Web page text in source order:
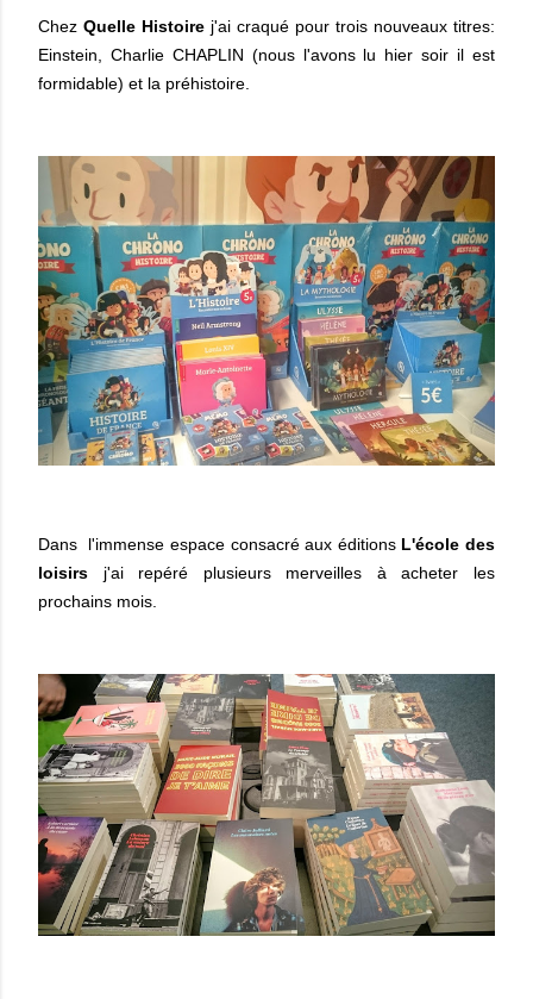
Chez Quelle Histoire j'ai craqué pour trois nouveaux titres:
Einstein, Charlie CHAPLIN (nous l'avons lu hier soir il est
formidable) et la préhistoire.
Dans l'immense espace consacré aux éditions L'école des
loisirs j'ai repéré plusieurs merveilles à acheter les
prochains mois.